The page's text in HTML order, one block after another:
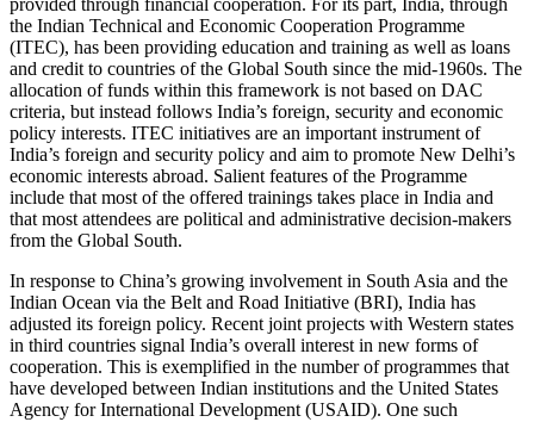
provided through finan­cial cooperation. For its part, India, through
the Indian Technical and Economic Cooperation Programme
(ITEC), has been providing education and training as well as loans
and credit to countries of the Global South since the mid-1960s. The
allocation of funds within this framework is not based on DAC
criteria, but instead follows India’s foreign, security and economic
policy inter­ests. ITEC initiatives are an important instru­ment of
India’s foreign and security policy and aim to promote New Delhi’s
economic interests abroad. Salient features of the Programme
include that most of the offered trainings takes place in India and
that most attendees are political and ad­min­istrative decision-makers
from the Global South.
In response to China’s growing involve­ment in South Asia and the
Indian Ocean via the Belt and Road Initiative (BRI), India has
adjusted its foreign policy. Recent joint projects with Western states
in third coun­tries signal India’s overall interest in new forms of
cooperation. This is exemplified in the number of programmes that
have devel­oped between Indian institutions and the United States
Agency for International Devel­opment (USAID). One such